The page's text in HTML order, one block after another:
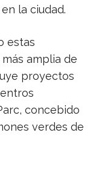
la ciudad.
estas
amplia de
proyectos
concebido
verdes de